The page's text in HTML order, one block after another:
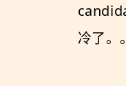
冷了。。